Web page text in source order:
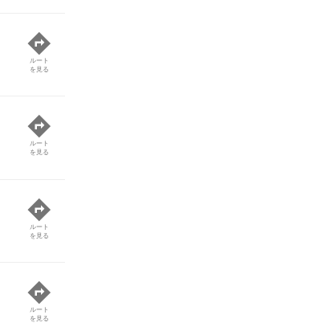
ルート
を見る
ルート
を見る
ルート
を見る
ルート
を見る